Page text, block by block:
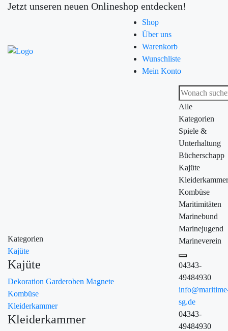
Jetzt unseren neuen Onlineshop entdecken!
Shop
Über uns
Warenkorb
Wunschliste
Mein Konto
Kategorien
Kajüte
Kajüte
Dekoration Garderoben Magnete
Kombüse
Kleiderkammer
Kleiderkammer
Alle
Kategorien
Spiele &
Unterhaltung
Bücherschapp
Kajüte
Kleiderkammer
Kombüse
Maritimitäten
Marinebund
Marinejugend
Marineverein
04343-
49484930
sg.de
04343-
49484930